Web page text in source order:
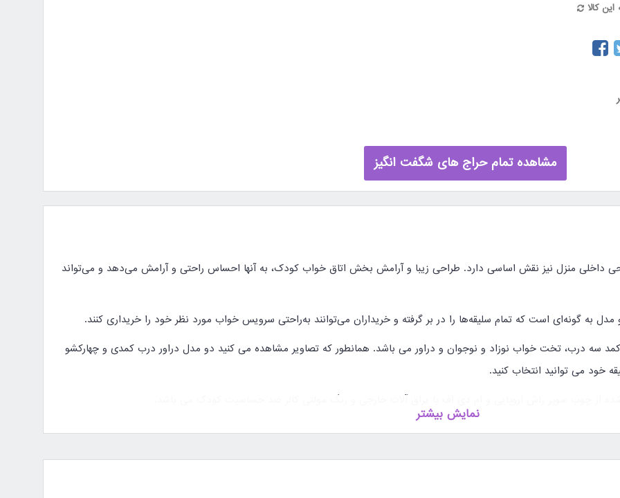
کالا
مشاهده تمام حراج های شگفت انگیز
داخلی منزل نیز نقش اساسی دارد. طراحی زیبا و آرامش بخش اتاق خواب کودک، به آنها احساس راحتی و آرامش می‌دهد و می‌تواند
به گونه‌ای است که تمام سلیقه‌ها را در بر گرفته و خریداران می‌توانند به‌راحتی سرویس خواب مورد نظر خود را خریداری کنند.
سه درب، تخت خواب نوزاد و نوجوان و دراور می باشد. همانطور که تصاویر مشاهده می کنید دو مدل دراور درب کمدی و چهارکشو
می توانید انتخاب کنید.
از چوب سوپر راش اروپایی و ام دی اف با یراق آلات خارجی و رنگ مولتی کالر ضد حساسیت کودک می باشد.
نمایش بیشتر